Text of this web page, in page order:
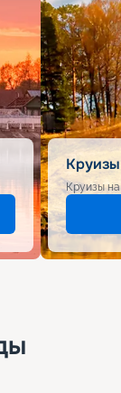
Круизы